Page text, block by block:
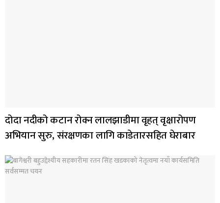
दोदा नदीको कटान रोक्न लालझाडीमा वृहत् वृक्षारोपण
अभियान सुरु, संरक्षणका लागि काडेतारसहित घेराबार